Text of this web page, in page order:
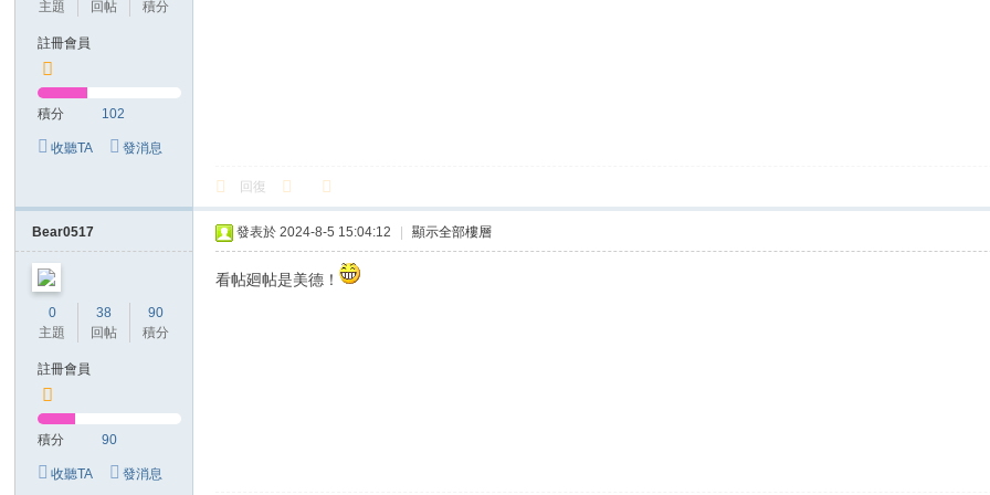
主題 回帖 積分
註冊會員
積分 102
收聽TA 發消息
回復
Bear0517
0
主題
38
回帖
90
積分
註冊會員
積分 90
收聽TA 發消息
發表於 2024-8-5 15:04:12 顯示全部樓層
看帖廻帖是美德！